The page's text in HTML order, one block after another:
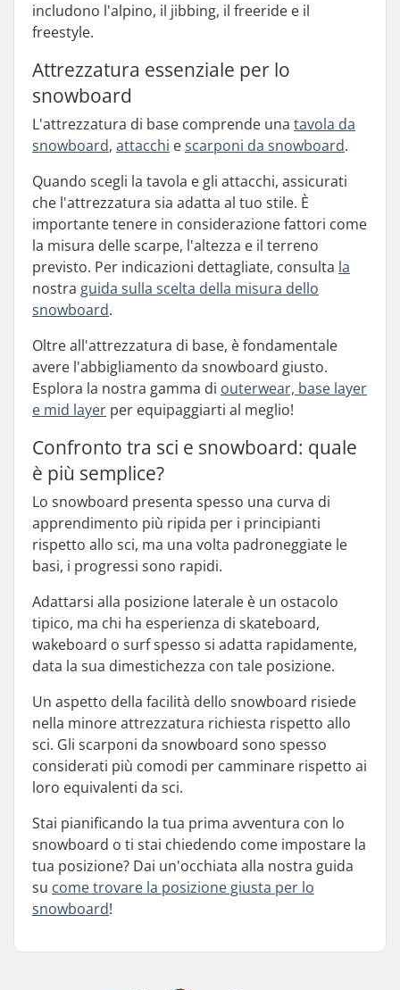
includono l'alpino, il jibbing, il freeride e il
freestyle.
Attrezzatura essenziale per lo
snowboard
L'attrezzatura di base comprende una tavola da
snowboard, attacchi escarponi da snowboard.
Quando scegli la tavola e gli attacchi, assicurati
che l'attrezzatura sia adatta al tuo stile. È
importante tenere in considerazione fattori come
la misura delle scarpe, l'altezza e il terreno
previsto. Per indicazioni dettagliate, consulta la
nostra guida sulla scelta della misura dello
snowboard.
Oltre all'attrezzatura di base, è fondamentale
avere l'abbigliamento da snowboard giusto.
Esplora la nostra gamma di outerwear, base layer
e mid layer per equipaggiarti al meglio!
Confronto tra sci e snowboard: quale
è più semplice?
Lo snowboard presenta spesso una curva di
apprendimento più ripida per i principianti
rispetto allo sci, ma una volta padroneggiate le
basi, i progressi sono rapidi.
Adattarsi alla posizione laterale è un ostacolo
tipico, ma chi ha esperienza di skateboard,
wakeboard o surf spesso si adatta rapidamente,
data la sua dimestichezza con tale posizione.
Un aspetto della facilità dello snowboard risiede
nella minore attrezzatura richiesta rispetto allo
sci. Gli scarponi da snowboard sono spesso
considerati più comodi per camminare rispetto ai
loro equivalenti da sci.
Stai pianificando la tua prima avventura con lo
snowboard o ti stai chiedendo come impostare la
tua posizione? Dai un'occhiata alla nostra guida
su come trovare la posizione giusta per lo
snowboard!